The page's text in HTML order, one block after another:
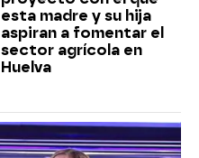
esta madre y su hija
aspiran a fomentar el
sector agrícola en
Huelva